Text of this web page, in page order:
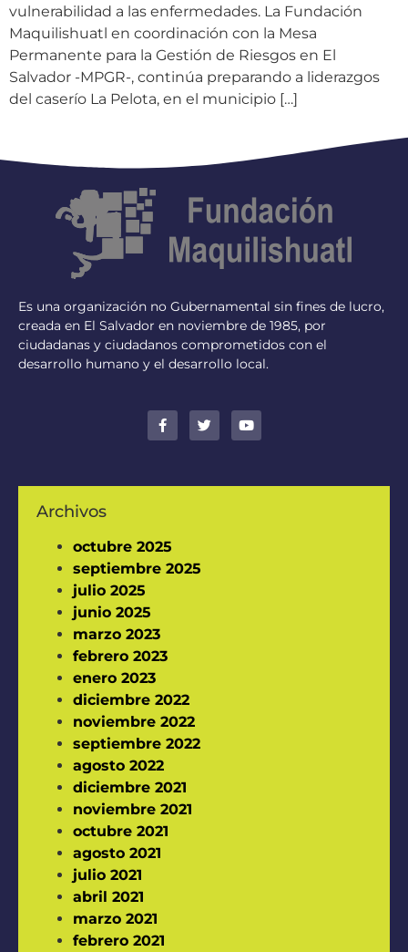
vulnerabilidad a las enfermedades. La Fundación
Maquilishuatl en coordinación con la Mesa
Permanente para la Gestión de Riesgos en El
Salvador -MPGR-, continúa preparando a liderazgos
del caserío La Pelota, en el municipio […]
Es una organización no Gubernamental sin fines de lucro,
creada en El Salvador en noviembre de 1985, por
ciudadanas y ciudadanos comprometidos con el
desarrollo humano y el desarrollo local.
Archivos
octubre 2025
septiembre 2025
julio 2025
junio 2025
marzo 2023
febrero 2023
enero 2023
diciembre 2022
noviembre 2022
septiembre 2022
agosto 2022
diciembre 2021
noviembre 2021
octubre 2021
agosto 2021
julio 2021
abril 2021
marzo 2021
febrero 2021